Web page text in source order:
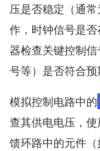
压是否稳定（通
作，时钟信号是
器检查关键控制
号等）是否符合预
模拟控制电路中的
查其供电电压，
馈环路中的元件